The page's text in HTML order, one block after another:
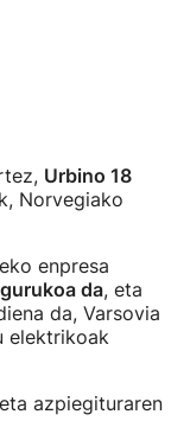
Urbino 18
Norvegiako
enpresa
da, eta
da, Varsovia
elektrikoak
azpiegituraren